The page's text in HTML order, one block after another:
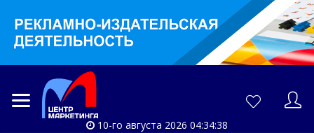
10-го августа 2026 04:34:38